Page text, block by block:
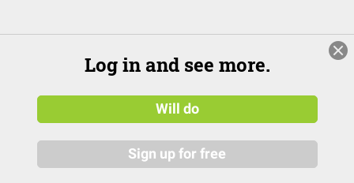
Log in and see more.
Will do
Sign up for free